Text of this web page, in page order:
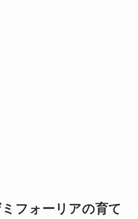
フォーリアの育て